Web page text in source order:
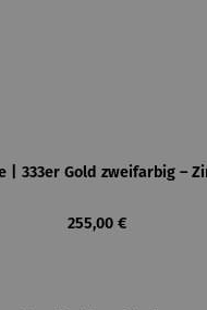
| 333er Gold zweifarbig –
Regulärer Preis:
255,00 €